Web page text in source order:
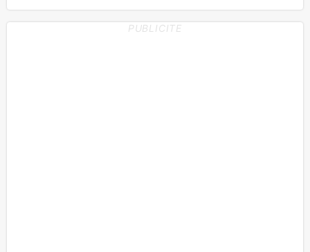
PUBLICITE